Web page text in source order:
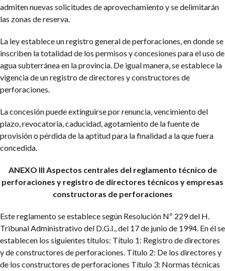
admiten nuevas solicitudes de aprovechamiento y se delimitarán
las zonas de reserva.
La ley establece un registro general de perforaciones, en donde se
inscriben la totalidad de los permisos y concesiones para el uso de
agua subterránea en la provincia. De igual manera, se establece la
vigencia de un registro de directores y constructores de
perforaciones.
La concesión puede extinguirse por renuncia, vencimiento del
plazo, revocatoria, caducidad, agotamiento de la fuente de
provisión o pérdida de la aptitud para la finalidad a la que fuera
concedida.
ANEXO III Aspectos centrales del reglamento técnico de
perforaciones y registro de directores técnicos y empresas
constructoras de perforaciones
Este reglamento se establece según Resolución Nº 229 del H.
Tribunal Administrativo del D.G.I., del 17 de junio de 1994. En él se
establecen los siguientes títulos: Título 1: Registro de directores
y de constructores de perforaciones. Título 2: De los directores y
de los constructores de perforaciones Título 3: Normas técnicas